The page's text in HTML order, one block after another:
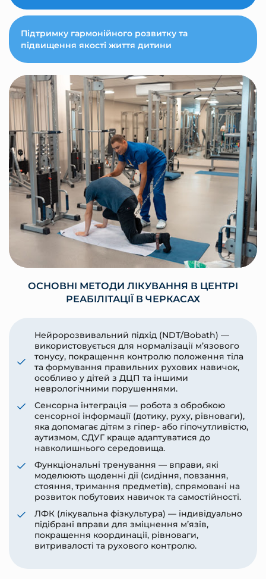
Підтримку гармонійного розвитку та
підвищення якості життя дитини
ОСНОВНІ МЕТОДИ ЛІКУВАННЯ В ЦЕНТРІ
РЕАБІЛІТАЦІЇ В ЧЕРКАСАХ
Нейророзвивальний підхід (NDT/Bobath) —
використовується для нормалізації м’язового
тонусу, покращення контролю положення тіла
та формування правильних рухових навичок,
особливо у дітей з ДЦП та іншими
неврологічними порушеннями.
Сенсорна інтеграція — робота з обробкою
сенсорної інформації (дотику, руху, рівноваги),
яка допомагає дітям з гіпер- або гіпочутливістю,
аутизмом, СДУГ краще адаптуватися до
навколишнього середовища.
Функціональні тренування — вправи, які
моделюють щоденні дії (сидіння, повзання,
стояння, тримання предметів), спрямовані на
розвиток побутових навичок та самостійності.
ЛФК (лікувальна фізкультура) — індивідуально
підібрані вправи для зміцнення м’язів,
покращення координації, рівноваги,
витривалості та рухового контролю.